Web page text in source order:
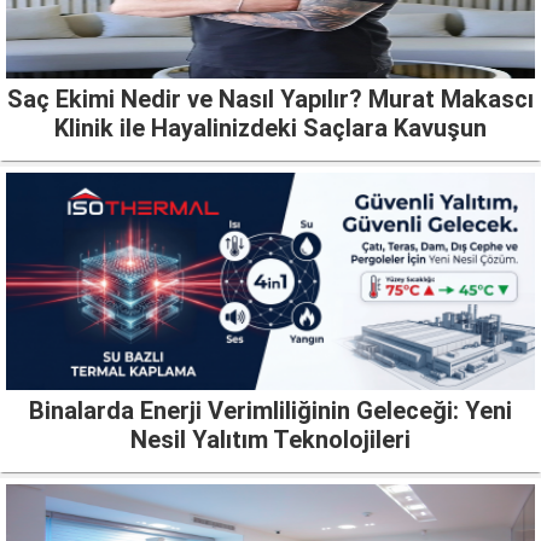
Saç Ekimi Nedir ve Nasıl Yapılır? Murat Makascı
Klinik ile Hayalinizdeki Saçlara Kavuşun
Binalarda Enerji Verimliliğinin Geleceği: Yeni
Nesil Yalıtım Teknolojileri